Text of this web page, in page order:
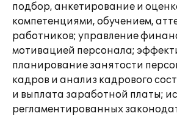
подбор, анкетирование и
компетенциями, обучением,
работников; управление
мотивацией персонала;
планирование занятости
кадров и анализ кадрового
и выплата заработной платы;
регламентированных